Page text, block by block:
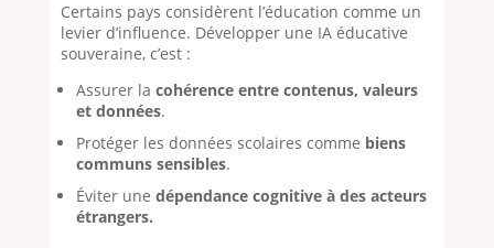
Certains pays considèrent l’éducation comme un
levier d’influence. Développer une IA éducative
souveraine, c’est :
Assurer la cohérence entre contenus, valeurs
et données.
Protéger les données scolaires comme biens
communs sensibles.
Éviter une dépendance cognitive à des acteurs
étrangers.